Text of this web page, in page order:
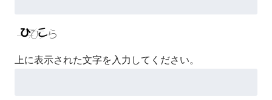
上に表示された文字を入力してください。